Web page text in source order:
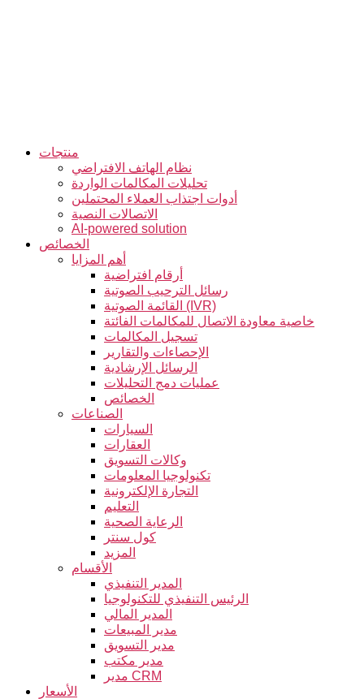
منتجات
نظام الهاتف الافتراضي
تحليلات المكالمات الواردة
أدوات اجتذاب العملاء المحتملين
الاتصالات النصية
AI-powered solution
الخصائص
أهم المزايا
أرقام افتراضية
رسائل الترحيب الصوتية
القائمة الصوتية (IVR)
خاصية معاودة الاتصال للمكالمات الفائتة
تسجيل المكالمات
الإحصاءات والتقارير
الرسائل الإرشادية
عمليات دمج التحليلات
الخصائص
الصناعات
السيارات
العقارات
وكالات التسويق
تكنولوجيا المعلومات
التجارة الإلكترونية
التعليم
الرعاية الصحية
كول سنتر
المزيد
الأقسام
المدير التنفيذي
الرئيس التنفيذي للتكنولوجيا
المدير المالي
مدير المبيعات
مدير التسويق
مدير مكتب
مدير CRM
الأسعار